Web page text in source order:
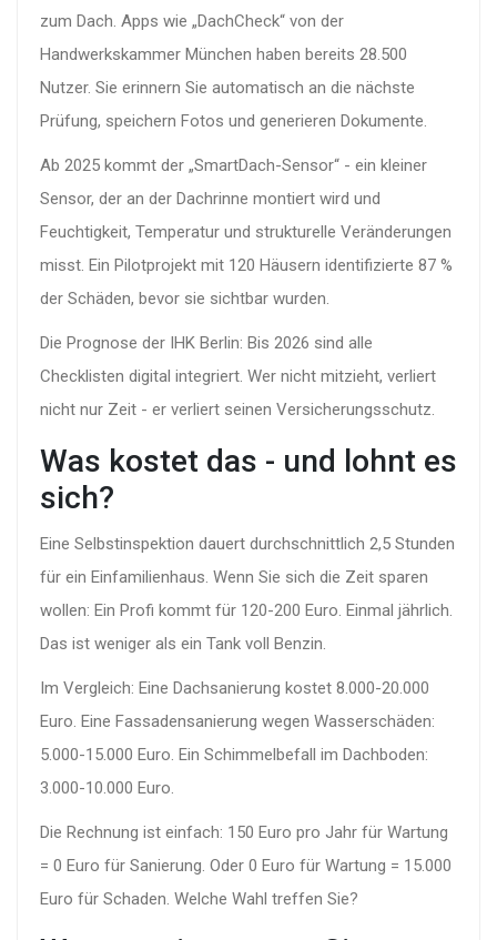
zum Dach. Apps wie „DachCheck“ von der
Handwerkskammer München haben bereits 28.500
Nutzer. Sie erinnern Sie automatisch an die nächste
Prüfung, speichern Fotos und generieren Dokumente.
Ab 2025 kommt der „SmartDach-Sensor“ - ein kleiner
Sensor, der an der Dachrinne montiert wird und
Feuchtigkeit, Temperatur und strukturelle Veränderungen
misst. Ein Pilotprojekt mit 120 Häusern identifizierte 87 %
der Schäden, bevor sie sichtbar wurden.
Die Prognose der IHK Berlin: Bis 2026 sind alle
Checklisten digital integriert. Wer nicht mitzieht, verliert
nicht nur Zeit - er verliert seinen Versicherungsschutz.
Was kostet das - und lohnt es
sich?
Eine Selbstinspektion dauert durchschnittlich 2,5 Stunden
für ein Einfamilienhaus. Wenn Sie sich die Zeit sparen
wollen: Ein Profi kommt für 120-200 Euro. Einmal jährlich.
Das ist weniger als ein Tank voll Benzin.
Im Vergleich: Eine Dachsanierung kostet 8.000-20.000
Euro. Eine Fassadensanierung wegen Wasserschäden:
5.000-15.000 Euro. Ein Schimmelbefall im Dachboden:
3.000-10.000 Euro.
Die Rechnung ist einfach: 150 Euro pro Jahr für Wartung
= 0 Euro für Sanierung. Oder 0 Euro für Wartung = 15.000
Euro für Schaden. Welche Wahl treffen Sie?